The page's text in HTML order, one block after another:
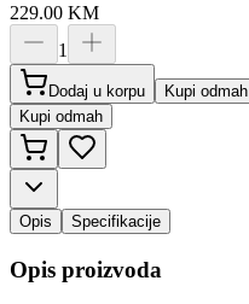
229.00 KM
1
Dodaj u korpu Kupi odmah
Kupi odmah
Opis Specifikacije
Opis proizvoda